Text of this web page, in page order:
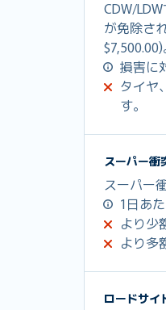
CDW/
が免除さ
損害に
タイヤ
す。
スーパー衝
スーパー
1日あ
より少
より多
ロードサイ